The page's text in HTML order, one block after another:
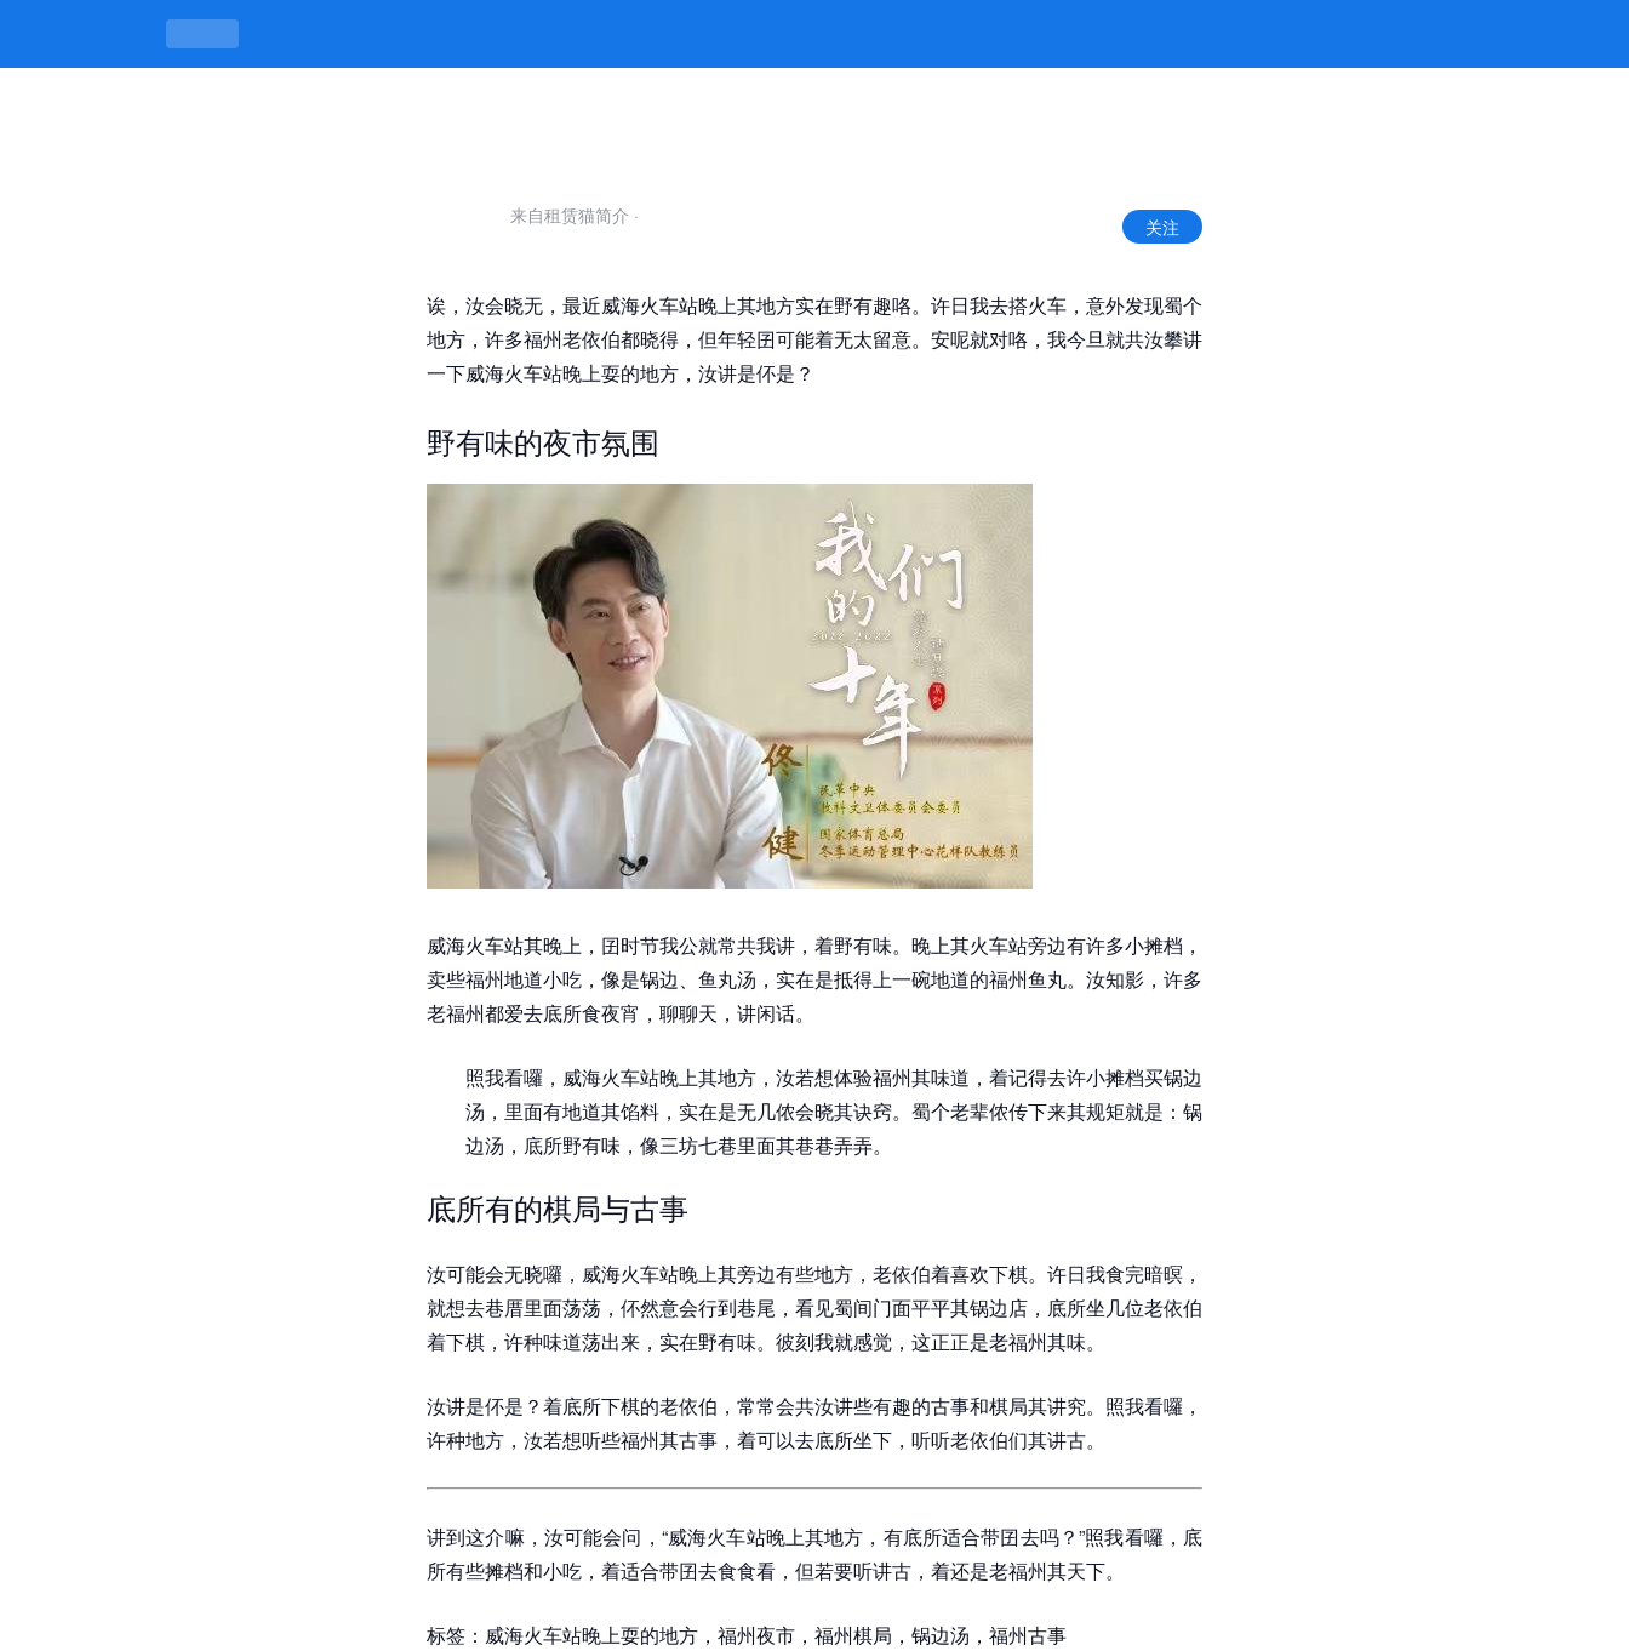
威海火车站晚上耍的地方，厝里厝外有其事 -k8凯发官网
来自租赁猫简介 · 关注
诶，汝会晓无，最近威海火车站晚上其地方实在野有趣咯。许日我去搭火车，意外发现蜀个
地方，许多福州老依伯都晓得，但年轻囝可能着无太留意。安呢就对咯，我今旦就共汝攀讲
一下威海火车站晚上耍的地方，汝讲是伓是？
野有味的夜市氛围
威海火车站其晚上，囝时节我公就常共我讲，着野有味。晚上其火车站旁边有许多小摊档，
卖些福州地道小吃，像是锅边、鱼丸汤，实在是抵得上一碗地道的福州鱼丸。汝知影，许多
老福州都爱去底所食夜宵，聊聊天，讲闲话。
照我看囉，威海火车站晚上其地方，汝若想体验福州其味道，着记得去许小摊档买锅边
汤，里面有地道其馅料，实在是无几侬会晓其诀窍。蜀个老辈侬传下来其规矩就是：锅
边汤，底所野有味，像三坊七巷里面其巷巷弄弄。
底所有的棋局与古事
汝可能会无晓囉，威海火车站晚上其旁边有些地方，老依伯着喜欢下棋。许日我食完暗暝，
就想去巷厝里面荡荡，伓然意会行到巷尾，看见蜀间门面平平其锅边店，底所坐几位老依伯
着下棋，许种味道荡出来，实在野有味。彼刻我就感觉，这正正是老福州其味。
汝讲是伓是？着底所下棋的老依伯，常常会共汝讲些有趣的古事和棋局其讲究。照我看囉，
许种地方，汝若想听些福州其古事，着可以去底所坐下，听听老依伯们其讲古。
讲到这介嘛，汝可能会问，“威海火车站晚上其地方，有底所适合带囝去吗？”照我看囉，底
所有些摊档和小吃，着适合带囝去食食看，但若要听讲古，着还是老福州其天下。
标签：威海火车站晚上耍的地方，福州夜市，福州棋局，锅边汤，福州古事